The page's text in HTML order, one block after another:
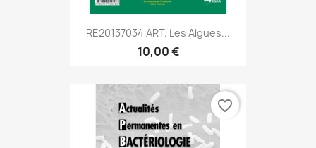
RE20137034 ART. Les Algues...
10,00 €
favorite_border